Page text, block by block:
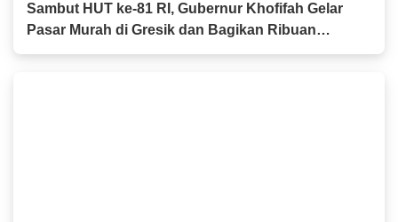
Sambut HUT ke-81 RI, Gubernur Khofifah Gelar
Pasar Murah di Gresik dan Bagikan Ribuan
Bendera Merah Putih